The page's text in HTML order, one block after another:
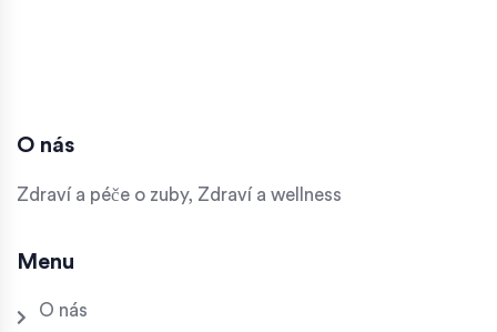
O nás
Zdraví a péče o zuby, Zdraví a wellness
Menu
O nás